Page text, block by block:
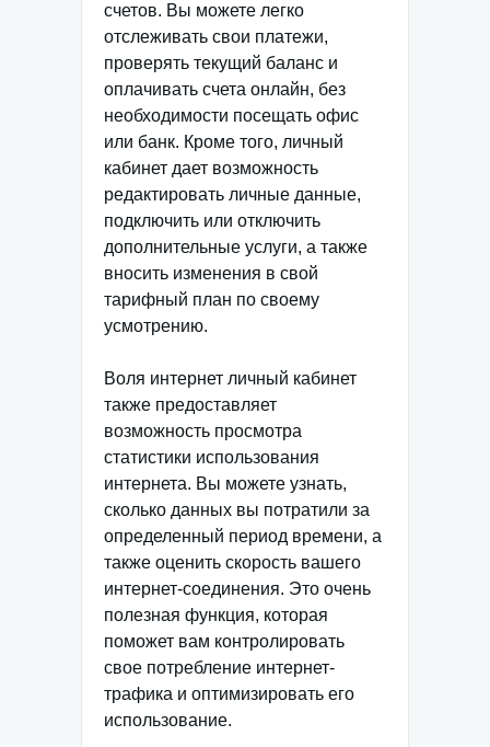
счетов. Вы можете легко
отслеживать свои платежи,
проверять текущий баланс и
оплачивать счета онлайн, без
необходимости посещать офис
или банк. Кроме того, личный
кабинет дает возможность
редактировать личные данные,
подключить или отключить
дополнительные услуги, а также
вносить изменения в свой
тарифный план по своему
усмотрению.
Воля интернет личный кабинет
также предоставляет
возможность просмотра
статистики использования
интернета. Вы можете узнать,
сколько данных вы потратили за
определенный период времени, а
также оценить скорость вашего
интернет-соединения. Это очень
полезная функция, которая
поможет вам контролировать
свое потребление интернет-
трафика и оптимизировать его
использование.